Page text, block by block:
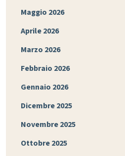
Maggio 2026
Aprile 2026
Marzo 2026
Febbraio 2026
Gennaio 2026
Dicembre 2025
Novembre 2025
Ottobre 2025